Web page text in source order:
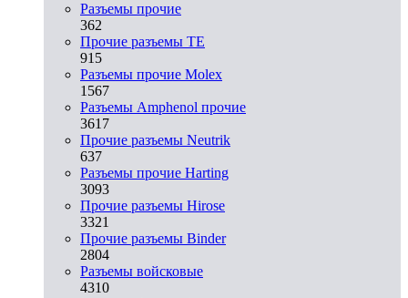
Разъeмы прочие
362
Прочие разъемы TE
915
Разъемы прочие Molex
1567
Разъемы Amphenol прочие
3617
Прочие разъемы Neutrik
637
Разъемы прочие Harting
3093
Прочие разъемы Hirose
3321
Прочие разъемы Binder
2804
Разъемы войсковые
4310